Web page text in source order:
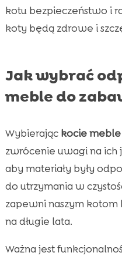
kotu bezpieczeństwo i
koty będą zdrowe i
Jak wybrać
meble do
Wybierając kocie
zwrócenie uwagi na ich
aby materiały były
do utrzymania w
zapewni naszym
na długie lata.
Ważna jest